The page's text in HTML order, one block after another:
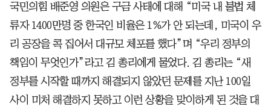
국민의힘 배준영 의원은 구금 사태에 대해 “미국 내 불법 체
류자 1400만명 중 한국인 비율은 1%가 안 되는데, 미국이 우
리 공장을 콕 집어서 대규모 체포를 했다”며 “우리 정부의
책임이 무엇인가”라고 김 총리에게 물었다. 김 총리는 “새
정부를 시작할 때까지 해결되지 않았던 문제를 지난 100일
사이 미처 해결하지 못하고 이런 상황을 맞이하게 된 것을 대